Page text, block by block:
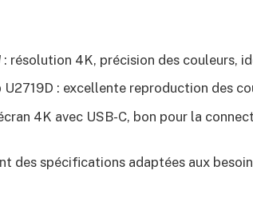
: résolution 4K, précision des couleurs,
U2719D : excellente reproduction des
4K avec USB-C, bon pour la
des spécifications adaptées aux